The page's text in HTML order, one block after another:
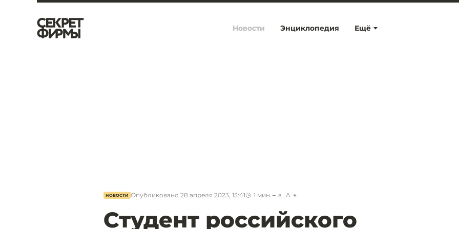
Ещё
Новости Энциклопедия
НОВОСТИ Опубликовано 28 апреля 2023, 13:41 1 мин. a A
Студент российского